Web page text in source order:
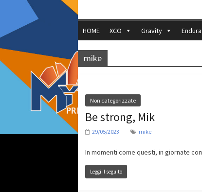
HOME XCO Gravity
mike
Non categorizzate
Be strong, Mik
29/05/2023 mike
In momenti come questi, in giornate
Leggi il seguito